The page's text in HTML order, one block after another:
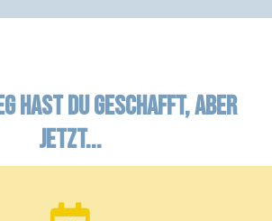
hast du geschafft, aber
jetzt...